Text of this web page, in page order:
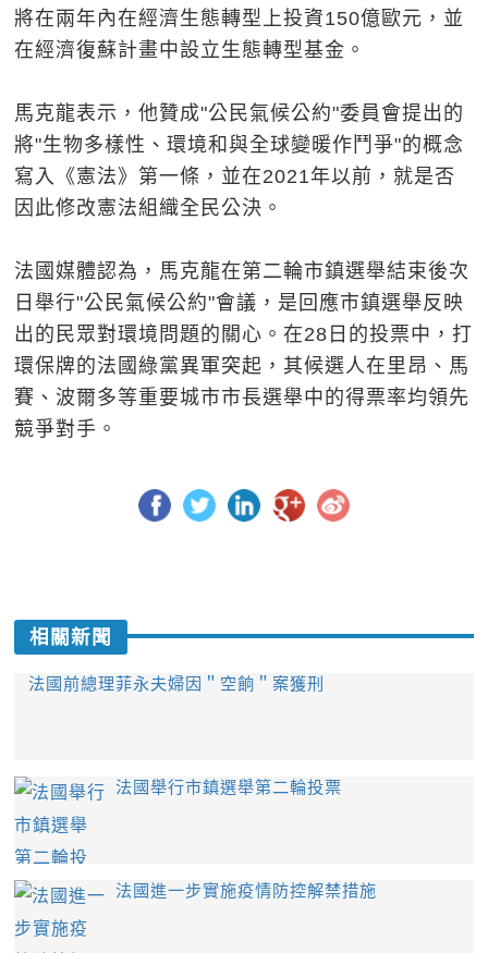
將在兩年內在經濟生態轉型上投資150億歐元，並
在經濟復蘇計畫中設立生態轉型基金。
馬克龍表示，他贊成"公民氣候公約"委員會提出的
將"生物多樣性、環境和與全球變暖作鬥爭"的概念
寫入《憲法》第一條，並在2021年以前，就是否
因此修改憲法組織全民公決。
法國媒體認為，馬克龍在第二輪市鎮選舉結束後次
日舉行"公民氣候公約"會議，是回應市鎮選舉反映
出的民眾對環境問題的關心。在28日的投票中，打
環保牌的法國綠黨異軍突起，其候選人在里昂、馬
賽、波爾多等重要城市市長選舉中的得票率均領先
競爭對手。
相關新聞
法國前總理菲永夫婦因＂空餉＂案獲刑
法國舉行市鎮選舉第二輪投票
法國進一步實施疫情防控解禁措施